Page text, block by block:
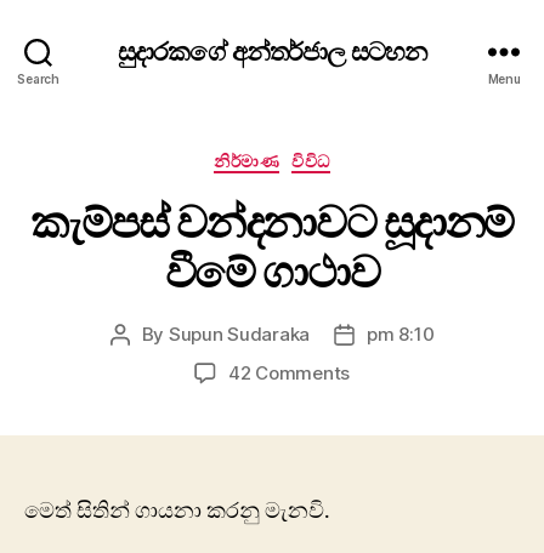
Search
සුදාරකගේ අන්තර්ජාල සටහන
Menu
Categories
නිර්මාණ විවිධ
කැම්පස් වන්දනාවට සූදානම්
වීමේ ගාථාව
Post
By Supun Sudaraka
Postpm 8:10
42 Commentson
මෙත් සිතින් ගායනා කරනු මැනවි.